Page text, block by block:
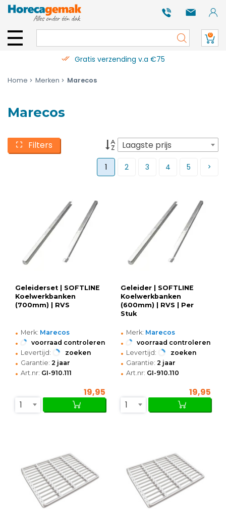
0
Gratis verzending v.a €75
Home Merken Marecos
Marecos
Filters Laagste prijs
1 2 3 4 5
Geleiderset | SOFTLINE
Koelwerkbanken
(700mm) | RVS
• Merk: Marecos
• voorraad controleren
• Levertijd: zoeken
• Garantie: 2 jaar
• Art.nr: GI-910.111
19,95
1
Geleider | SOFTLINE
Koelwerkbanken
(600mm) | RVS | Per
Stuk
• Merk: Marecos
• voorraad controleren
• Levertijd: zoeken
• Garantie: 2 jaar
• Art.nr: GI-910.110
19,95
1